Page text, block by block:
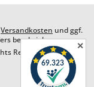
Versandkosten und ggf.
beschrieben
Reserved. Design by
✕